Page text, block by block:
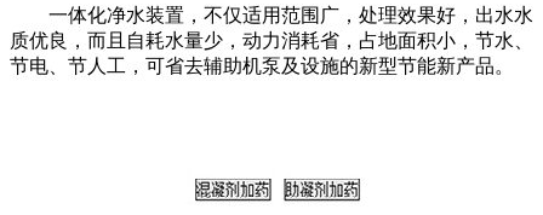
一体化净水装置，不仅适用范围广，处理效果好，出水水
质优良，而且自耗水量少，动力消耗省，占地面积小，节水、
节电、节人工，可省去辅助机泵及设施的新型节能新产品。